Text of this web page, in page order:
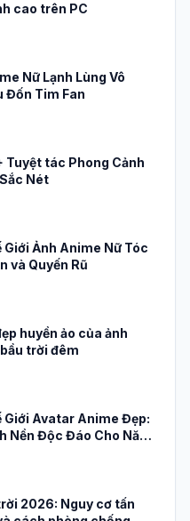
cao trên PC
Nữ Lạnh Lùng Vô
Đốn Tim Fan
Tuyệt tác Phong Cảnh
Nét
Giới Ảnh Anime Nữ Tóc
và Quyến Rũ
huyền ảo của ảnh
trời đêm
Giới Avatar Anime Đẹp:
Nền Độc Đáo Cho Năm
2026: Nguy cơ tấn